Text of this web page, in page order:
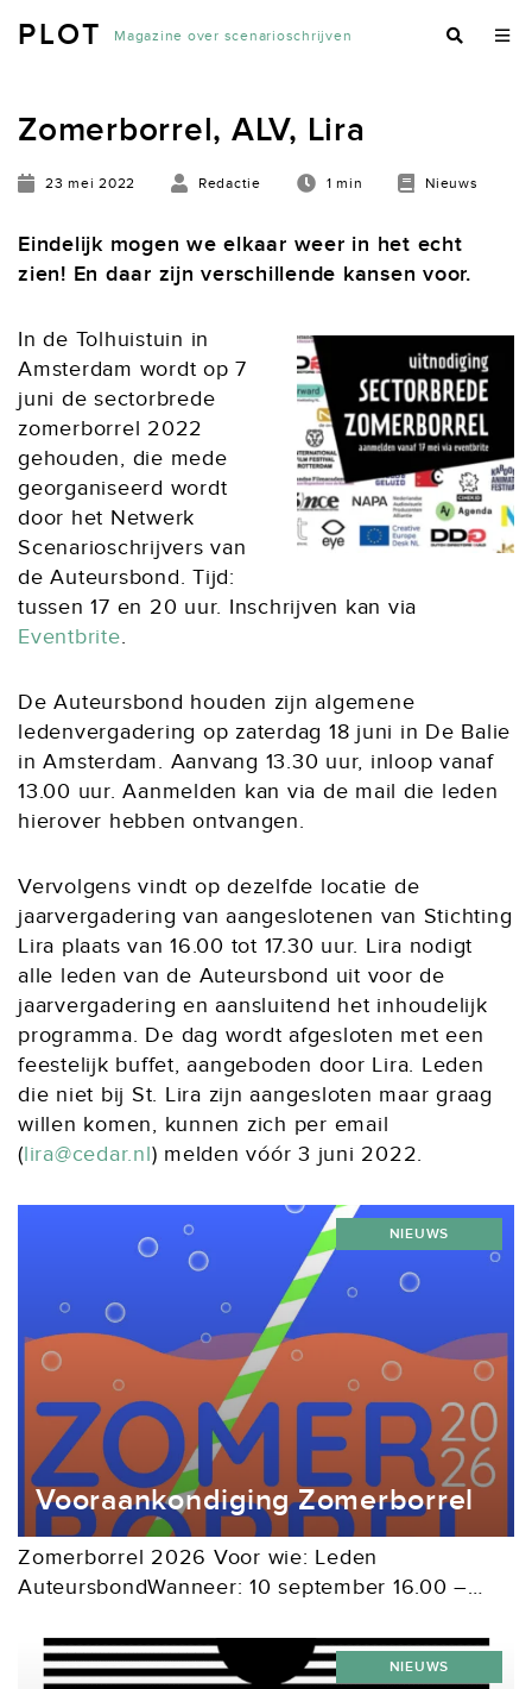
PLOT Magazine over scenarioschrijven
Zomerborrel, ALV, Lira
23 mei 2022 Redactie 1 min Nieuws
Eindelijk mogen we elkaar weer in het echt
zien! En daar zijn verschillende kansen voor.
In de Tolhuistuin in
Amsterdam wordt op 7
juni de sectorbrede
zomerborrel 2022
gehouden, die mede
georganiseerd wordt
door het Netwerk
Scenarioschrijvers van
de Auteursbond. Tijd:
tussen 17 en 20 uur. Inschrijven kan via
Eventbrite.
De Auteursbond houden zijn algemene
ledenvergadering op zaterdag 18 juni in De Balie
in Amsterdam. Aanvang 13.30 uur, inloop vanaf
13.00 uur. Aanmelden kan via de mail die leden
hierover hebben ontvangen.
Vervolgens vindt op dezelfde locatie de
jaarvergadering van aangeslotenen van Stichting
Lira plaats van 16.00 tot 17.30 uur. Lira nodigt
alle leden van de Auteursbond uit voor de
jaarvergadering en aansluitend het inhoudelijk
programma. De dag wordt afgesloten met een
feestelijk buffet, aangeboden door Lira. Leden
die niet bij St. Lira zijn aangesloten maar graag
willen komen, kunnen zich per email
(lira@cedar.nl) melden vóór 3 juni 2022.
Vooraankondiging Zomerborrel
Zomerborrel 2026 Voor wie: Leden
AuteursbondWanneer: 10 september 16.00 –
Lairessestraat 125 in Amsterdam
NIEUWS
NIEUWS